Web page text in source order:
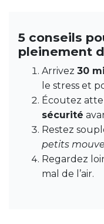
5 conseils
pleinement
Arrivez 30
le stress et
Écoutez
sécurité
Restez
petits
Regardez
mal de l’air.